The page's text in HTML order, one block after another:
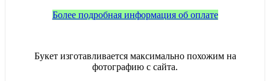
Более подробная информация об оплате
Букет изготавливается максимально похожим на
фотографию с сайта.